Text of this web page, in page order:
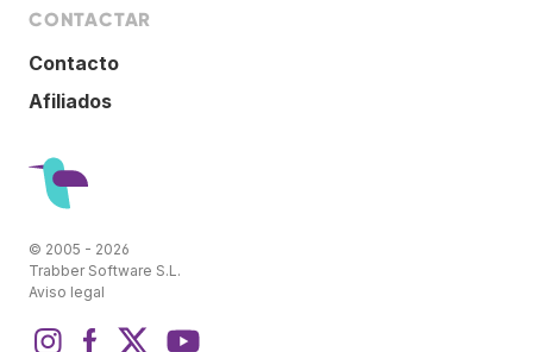
CONTACTAR
Contacto
Afiliados
© 2005 - 2026
Trabber Software S.L.
Aviso legal